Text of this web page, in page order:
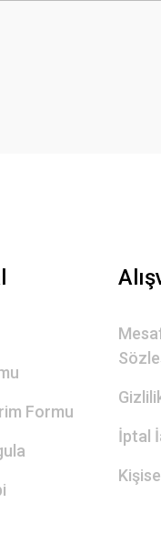
Formu
İptal